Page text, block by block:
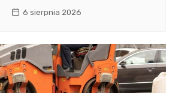
6 sierpnia 2026